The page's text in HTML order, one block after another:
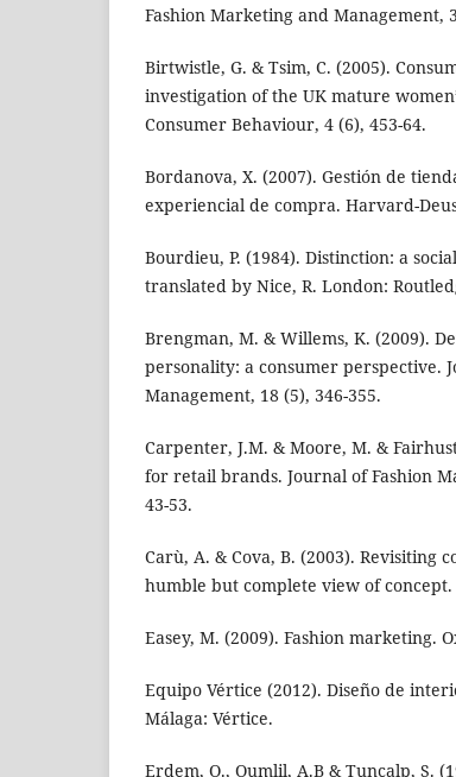
Fashion Marketing and Management,
Birtwistle, G. & Tsim, C. (2005).
investigation of the UK mature
Consumer Behaviour, 4 (6), 453-64.
Bordanova, X. (2007). Gestión de
experiencial de compra. Harvard-
Bourdieu, P. (1984). Distinction: a
translated by Nice, R. London:
Brengman, M. & Willems, K. (2009).
personality: a consumer perspective.
Management, 18 (5), 346-355.
Carpenter, J.M. & Moore, M. &
for retail brands. Journal of Fashion
43-53.
Carù, A. & Cova, B. (2003). Revisiting
humble but complete view of
Easey, M. (2009). Fashion marketing.
Equipo Vértice (2012). Diseño de
Málaga: Vértice.
Erdem, O., Oumlil, A.B & Tuncalp, S.